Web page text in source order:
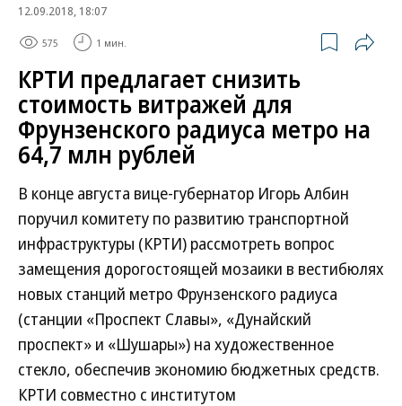
12.09.2018, 18:07
575 1 мин.
КРТИ предлагает снизить
стоимость витражей для
Фрунзенского радиуса метро на
64,7 млн рублей
В конце августа вице-губернатор Игорь Албин
поручил комитету по развитию транспортной
инфраструктуры (КРТИ) рассмотреть вопрос
замещения дорогостоящей мозаики в вестибюлях
новых станций метро Фрунзенского радиуса
(станции «Проспект Славы», «Дунайский
проспект» и «Шушары») на художественное
стекло, обеспечив экономию бюджетных средств.
КРТИ совместно с институтом